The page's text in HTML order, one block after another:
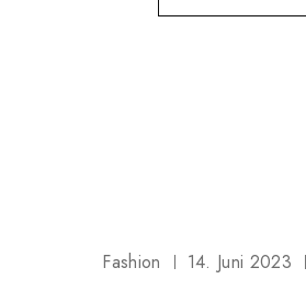
Fashion 14. Juni 2023